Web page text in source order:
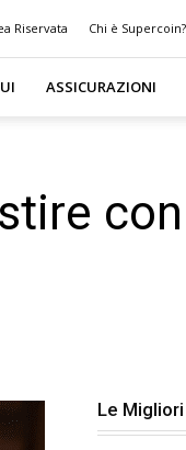
Riservata Chi è Supercoin?
ASSICURAZIONI
Le